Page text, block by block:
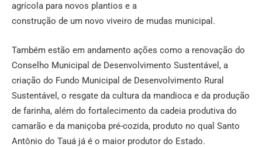
agrícola para novos plantios e a
construção de um novo viveiro de mudas municipal.
Também estão em andamento ações como a renovação do
Conselho Municipal de Desenvolvimento Sustentável, a
criação do Fundo Municipal de Desenvolvimento Rural
Sustentável, o resgate da cultura da mandioca e da produção
de farinha, além do fortalecimento da cadeia produtiva do
camarão e da maniçoba pré-cozida, produto no qual Santo
Antônio do Tauá já é o maior produtor do Estado.